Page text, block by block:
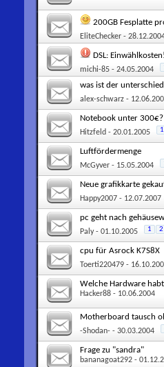
200GB Fesplatte
EliteChecker -
DSL:
michi-85 - 24.05.2004
was ist der
alex-schwarz -
Notebook unter
Hitzfeld - 20.01.2005 1
Luftfördermenge
McGyver - 15.05.2004
Neue grafikkarte
Happy2007 - 12.07.2007
pc geht nach
Paly- 01.10.2005 1 2
cpu für Asrock K7S8X
Toerti220479 -
Welche Hardware
Hacker88 - 10.06.2004
Motherboard tausch
-Shodan- - 30.03.2004
Frage zu "sandra"
bananagoat292 -